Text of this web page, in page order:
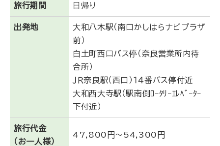
旅行期間 日帰り
出発地
大和八木駅（南口かしはらナビプラザ
前）
白土町西口バス停（奈良営業所内待
合所）
ＪＲ奈良駅（西口）１４番バス停付近
大和西大寺駅（駅南側ﾛｰﾀﾘｰｴﾚﾍﾞｰﾀｰ
下付近）
旅行代金
（お一人様）
47,800円～54,300円